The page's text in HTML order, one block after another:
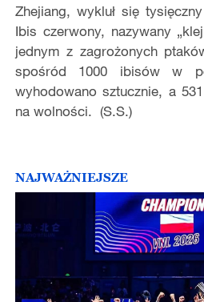
Zhejiang, wykluł się
Ibis czerwony, nazywany
jednym z zagrożonych
spośród 1000 ibisów w
wyhodowano sztucznie, a
na wolności. (S.S.)
NAJWAŻNIEJSZE